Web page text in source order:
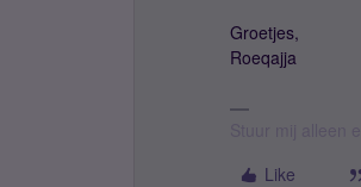
Groetjes,
Roeqajja
Like